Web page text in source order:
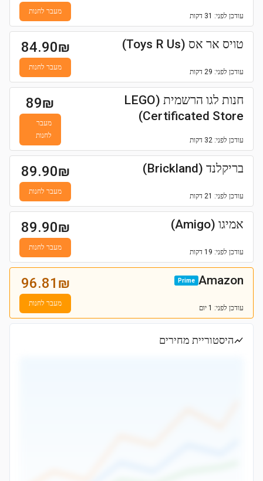
עודכן לפני: 31 דקות
מעבר לחנות
טויס אר אס (Toys R Us)
עודכן לפני: 29 דקות
84.90₪
מעבר לחנות
חנות לגו הרשמית (LEGO
Certificated Store)
עודכן לפני: 32 דקות
89₪
מעבר
לחנות
בריקלנד (Brickland)
עודכן לפני: 21 דקות
89.90₪
מעבר לחנות
אמיגו (Amigo)
עודכן לפני: 19 דקות
89.90₪
מעבר לחנות
Amazon
Prime
עודכן לפני: 1 יום
96.81 ₪
מעבר לחנות
היסטוריית מחירים